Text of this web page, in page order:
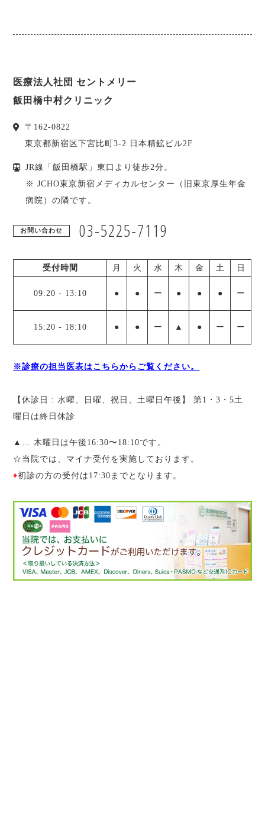
医療法人社団 セントメリー
飯田橋中村クリニック
〒 162-0822
東京都新宿区下宮比町3-2 日本精鉱ビル2F
JR線「飯田橋駅」東口より徒歩2分。
※ JCHO東京新宿メディカルセンター（旧東京厚生年金
病院）の隣です。
お問い合わせ 03-5225-7119
受付時間 月 火 水 木 金 土 日
09:20 - 13:10 ● ● ー ● ● ● ー
15:20 - 18:10 ● ● ー ▲ ● ー ー
※診療の担当医表はこちらからご覧ください。
【休診日 : 水曜、日曜、祝日、土曜日午後】 第1・3・5土
曜日は終日休診
▲ … 木曜日は午後16:30〜18:10です。
☆ 当院では、マイナ受付を実施しております。
♦︎初診の方の受付は17:30までとなります。